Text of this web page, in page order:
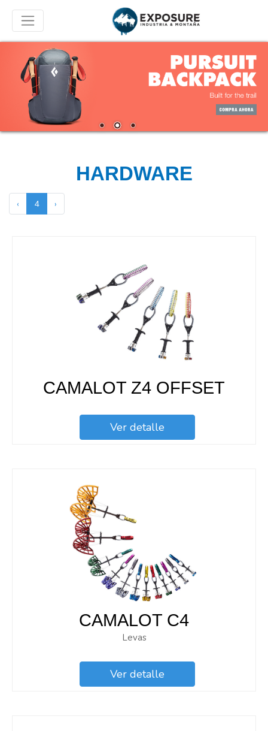
HARDWARE
‹ 4 ›
CAMALOT Z4 OFFSET
Ver detalle
CAMALOT C4
Levas
Ver detalle